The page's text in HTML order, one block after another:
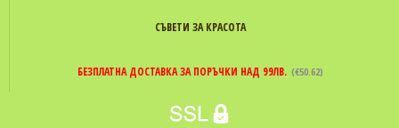
СЪВЕТИ ЗА КРАСОТА
БЕЗПЛАТНА ДОСТАВКА ЗА ПОРЪЧКИ НАД 99ЛВ. (€50.62)